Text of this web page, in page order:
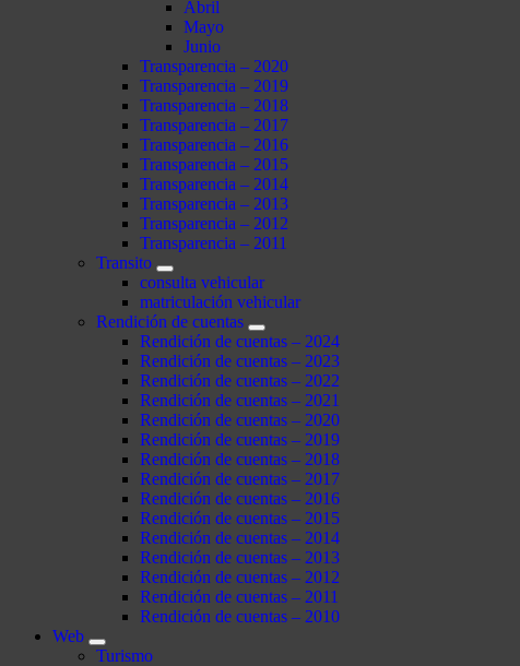
Abril
Mayo
Junio
Transparencia – 2020
Transparencia – 2019
Transparencia – 2018
Transparencia – 2017
Transparencia – 2016
Transparencia – 2015
Transparencia – 2014
Transparencia – 2013
Transparencia – 2012
Transparencia – 2011
Transito
consulta vehicular
matriculación vehicular
Rendición de cuentas
Rendición de cuentas – 2024
Rendición de cuentas – 2023
Rendición de cuentas – 2022
Rendición de cuentas – 2021
Rendición de cuentas – 2020
Rendición de cuentas – 2019
Rendición de cuentas – 2018
Rendición de cuentas – 2017
Rendición de cuentas – 2016
Rendición de cuentas – 2015
Rendición de cuentas – 2014
Rendición de cuentas – 2013
Rendición de cuentas – 2012
Rendición de cuentas – 2011
Rendición de cuentas – 2010
Web
Turismo